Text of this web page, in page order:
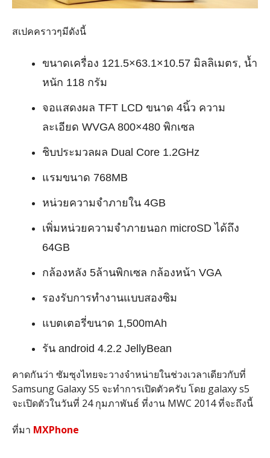
สเปคคราวๆมีดังนี้
ขนาดเครื่อง 121.5×63.1×10.57 มิลลิเมตร, น้ำ
หนัก 118 กรัม
จอแสดงผล TFT LCD ขนาด 4นิ้ว ความ
ละเอียด WVGA 800×480 พิกเซล
ชิบประมวลผล Dual Core 1.2GHz
แรมขนาด 768MB
หน่วยความจำภายใน 4GB
เพิ่มหน่วยความจำภายนอก microSD ได้ถึง
64GB
กล้องหลัง 5ล้านพิกเซล กล้องหน้า VGA
รองรับการทำงานแบบสองซิม
แบตเตอรี่ขนาด 1,500mAh
รัน android 4.2.2 JellyBean
คาดกันว่า ซัมซุงไทยจะวางจำหน่ายในช่วงเวลาเดียวกับที่
Samsung Galaxy S5 จะทำการเปิดตัวครับ โดย galaxy s5
จะเปิดตัวในวันที่ 24 กุมภาพันธ์ ที่งาน MWC 2014 ที่จะถึงนี้
ที่มา MXPhone